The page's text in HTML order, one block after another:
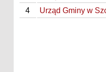
4
Urząd Gminy w